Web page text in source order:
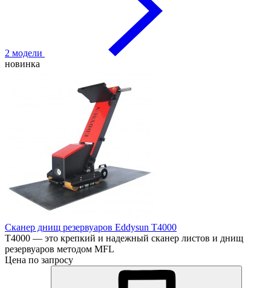
2 модели
новинка
Сканер днищ резервуаров Eddysun T4000
T4000 — это крепкий и надежный сканер листов и днищ
резервуаров методом MFL
Цена по запросу